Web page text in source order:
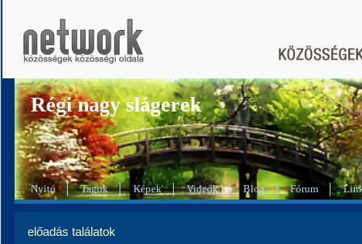
Régi nagy slágerek
Nyitó Tagok Képek Videók Blog Fórum
előadás találatok